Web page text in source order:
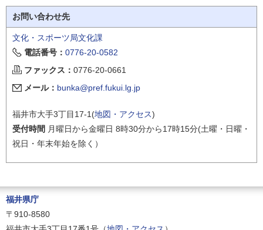
お問い合わせ先
文化・スポーツ局文化課
電話番号： 0776-20-0582
ファックス： 0776-20-0661
メール： bunka@pref.fukui.lg.jp
福井市大手3丁目17-1(地図・アクセス)
受付時間 月曜日から金曜日 8時30分から17時15分(土曜・日曜・
祝日・年末年始を除く）
福井県庁
〒910-8580